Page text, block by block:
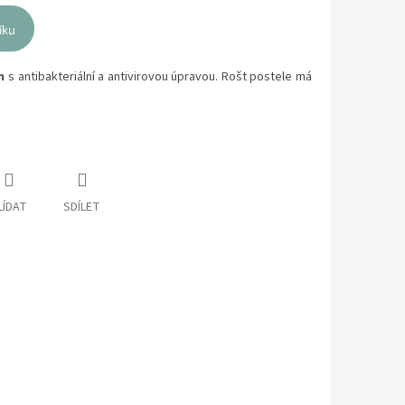
s antibakteriální a antivirovou úpravou. Rošt postele má
SDÍLET